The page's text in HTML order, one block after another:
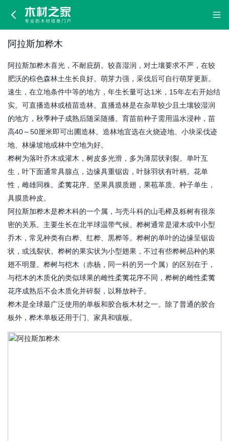
阿
拉
加
桦
木
阿拉斯加桦木
阿拉斯加桦木喜光，不耐庇荫。较喜湿润，对土壤要求不严，在较
肥沃的棕色森林土生长良好。萌芽力强，采伐后可自行萌芽更新。
速生，在立地条件中等的地方，年生长量可达1米，15年左右开始结
实。可直播造林或植苗造林。直播造林是在杂草较少且土壤较湿润
的地方，秋季种子成熟后随采随播。育苗前种子需用温水浸种，苗
高40～50厘米即可出圃造林。造林地宜选在火烧迹地、小块采伐迹
地、林缘坡地或林中空地为好。
桦树为落叶乔木或灌木，树皮多光滑，多为薄层状剥裂。单叶互
生，叶下面通常具腺点，边缘具重锯齿，叶脉羽状有叶柄。花单
性，雌雄同株。柔荑花序。坚果具膜质翅，果苞革质。种子单生，
具膜质种皮。
阿拉斯加桦木是桦木科的一个属，与壳斗科的山毛榉及栎树有很亲
密的关系。主要生长在北半球温带气候。桦树通常是灌木或中小型
乔木，常见种类有白桦、红桦、黒桦等。桦树的单叶的边缘呈锯齿
状，或浅裂状。桦树的果实状为小型翅果，不过有些桦树品种的果
翅不明显。桦树与桤木（赤杨，同一科的另一个属）的区别在于，
与桤木的木质化的类似球果的雌性柔荑花序不同，桦树的雌性柔荑
花序成熟后不会木质化并碎裂，以释放种子。
桦木是全球最广泛使用的单板和胶合板木材之一。除了普通的胶合
板外，桦木单板还用于门、家具和镶板。